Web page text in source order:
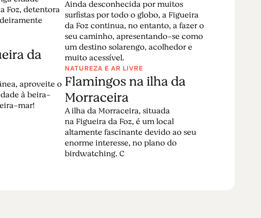
sobre Dinossauros na Figueira da Foz
o-Velho.
Foz, detentora
da
aproveite o
à beira-
mar!
Ainda desconhecida por muitos
surfistas por todo o globo, a Figueira
da Foz continua, no entanto, a fazer o
seu caminho, apresentando-se como
um destino solarengo, acolhedor e
muito acessível.
NATUREZA E AR LIVRE
Flamingos na ilha da
Morraceira
A ilha da Morraceira, situada
na Figueira da Foz, é um local
altamente fascinante devido ao seu
enorme interesse, no plano do
birdwatching. C